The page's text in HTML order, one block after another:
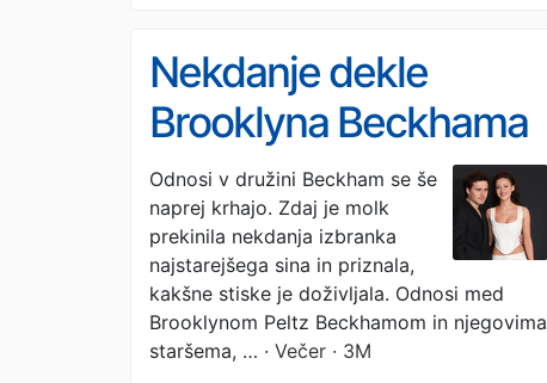
Nekdanje dekle
Brooklyna Beckhama
razkrilo temno stran
slavne družine
Odnosi v družini Beckham se še
naprej krhajo. Zdaj je molk
prekinila nekdanja izbranka
najstarejšega sina in priznala,
kakšne stiske je doživljala. Odnosi med
Brooklynom Peltz Beckhamom in njegovima
staršema, … · Večer · 3M